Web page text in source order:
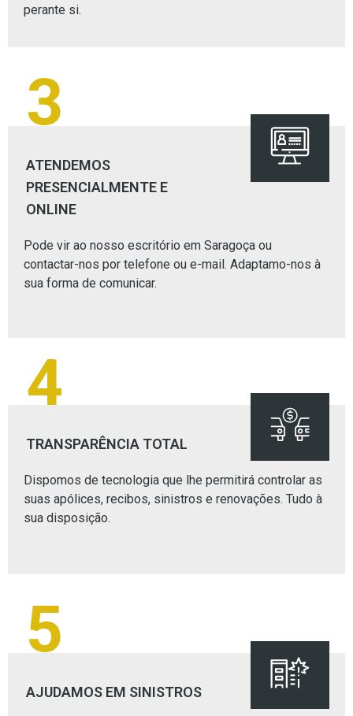
perante si.
3
ATENDEMOS
PRESENCIALMENTE E
ONLINE
Pode vir ao nosso escritório em Saragoça ou
contactar-nos por telefone ou e-mail. Adaptamo-nos à
sua forma de comunicar.
4
TRANSPARÊNCIA TOTAL
Dispomos de tecnologia que lhe permitirá controlar as
suas apólices, recibos, sinistros e renovações. Tudo à
sua disposição.
5
AJUDAMOS EM SINISTROS